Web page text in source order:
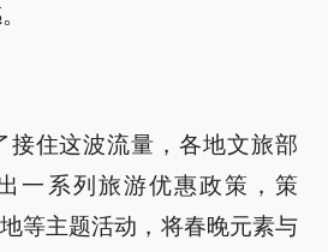
接住这波流量，各地文旅部
一系列旅游优惠政策，策
等主题活动，将春晚元素与